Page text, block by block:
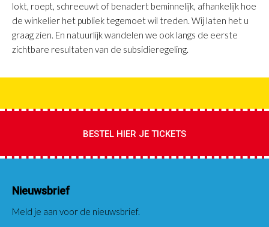
lokt, roept, schreeuwt of benadert beminnelijk, afhankelijk hoe
de winkelier het publiek tegemoet wil treden. Wij laten het u
graag zien. En natuurlijk wandelen we ook langs de eerste
zichtbare resultaten van de subsidieregeling.
BESTEL HIER JE TICKETS
Nieuwsbrief
Meld je aan voor de nieuwsbrief.